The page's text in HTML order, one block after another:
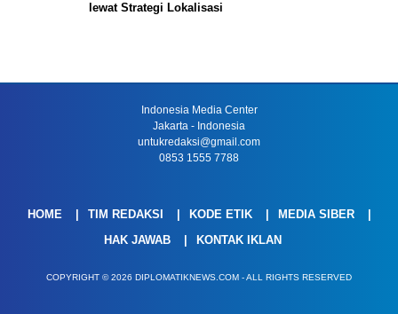
lewat Strategi Lokalisasi
Indonesia Media Center
Jakarta - Indonesia
untukredaksi@gmail.com
0853 1555 7788
HOME TIM REDAKSI KODE ETIK
MEDIA SIBER
HAK JAWAB
KONTAK IKLAN
COPYRIGHT © 2026 DIPLOMATIKNEWS.COM - ALL RIGHTS RESERVED